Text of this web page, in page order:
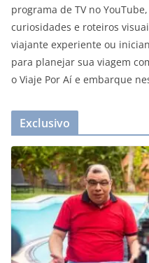
programa de TV no
curiosidades e roteiros
viajante experiente ou
para planejar sua viagem
o Viaje Por Aí e embarque
Exclusivo